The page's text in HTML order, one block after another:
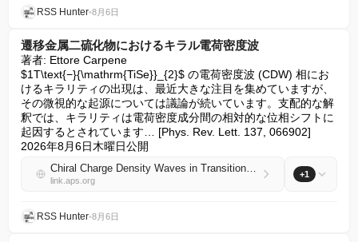
RSS Hunter•8月6日
遷移金属二硫化物におけるキラル電荷密度波
著者: Ettore Carpene
$1T\text{−}{\mathrm{TiSe}}_{2}$ の電荷密度波 (CDW) 相にお
けるキラリティの出現は、最近大きな注目を集めていますが、
その微視的な起源については議論が続いています。支配的な解
釈では、キラリティは電荷密度成分間の相対的な位相シフトに
起因するとされています… [Phys. Rev. Lett. 137, 066902]
2026年8月6日木曜日公開
Chiral Charge Density Waves in Transition Metal Dichalcogenide
link.aps.org
+1
RSS Hunter•8月6日